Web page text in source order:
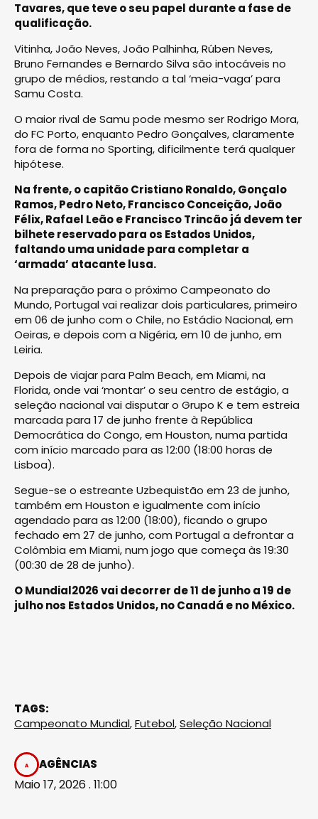
Tavares, que teve o seu papel durante a fase de
qualificação.
Vitinha, João Neves, João Palhinha, Rúben Neves,
Bruno Fernandes e Bernardo Silva são intocáveis no
grupo de médios, restando a tal ‘meia-vaga’ para
Samu Costa.
O maior rival de Samu pode mesmo ser Rodrigo Mora,
do FC Porto, enquanto Pedro Gonçalves, claramente
fora de forma no Sporting, dificilmente terá qualquer
hipótese.
Na frente, o capitão Cristiano Ronaldo, Gonçalo
Ramos, Pedro Neto, Francisco Conceição, João
Félix, Rafael Leão e Francisco Trincão já devem ter
bilhete reservado para os Estados Unidos,
faltando uma unidade para completar a
‘armada’ atacante lusa.
Na preparação para o próximo Campeonato do
Mundo, Portugal vai realizar dois particulares, primeiro
em 06 de junho com o Chile, no Estádio Nacional, em
Oeiras, e depois com a Nigéria, em 10 de junho, em
Leiria.
Depois de viajar para Palm Beach, em Miami, na
Florida, onde vai ‘montar’ o seu centro de estágio, a
seleção nacional vai disputar o Grupo K e tem estreia
marcada para 17 de junho frente à República
Democrática do Congo, em Houston, numa partida
com início marcado para as 12:00 (18:00 horas de
Lisboa).
Segue-se o estreante Uzbequistão em 23 de junho,
também em Houston e igualmente com início
agendado para as 12:00 (18:00), ficando o grupo
fechado em 27 de junho, com Portugal a defrontar a
Colômbia em Miami, num jogo que começa às 19:30
(00:30 de 28 de junho).
O Mundial2026 vai decorrer de 11 de junho a 19 de
julho nos Estados Unidos, no Canadá e no México.
TAGS:
Campeonato Mundial,Futebol,Seleção Nacional
AGÊNCIAS
Maio 17, 2026 . 11:00